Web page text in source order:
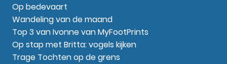
Op bedevaart
Wandeling van de maand
Top 3 van Ivonne van MyFootPrints
Op stap met Britta: vogels kijken
Trage Tochten op de grens